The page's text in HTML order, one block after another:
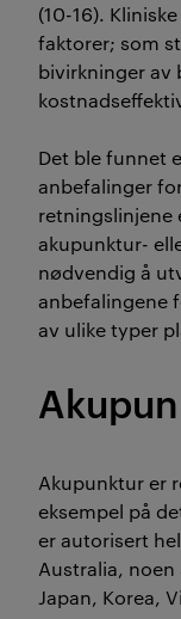
(10-16).
faktorer; som
bivirkninger av
Det ble funnet
anbefalinger
retningslinjene
akupunktur-
nødvendig å
anbefalingene
av ulike typer
Akupunktur er
eksempel på
er autorisert
Australia, noen
Japan, Korea,